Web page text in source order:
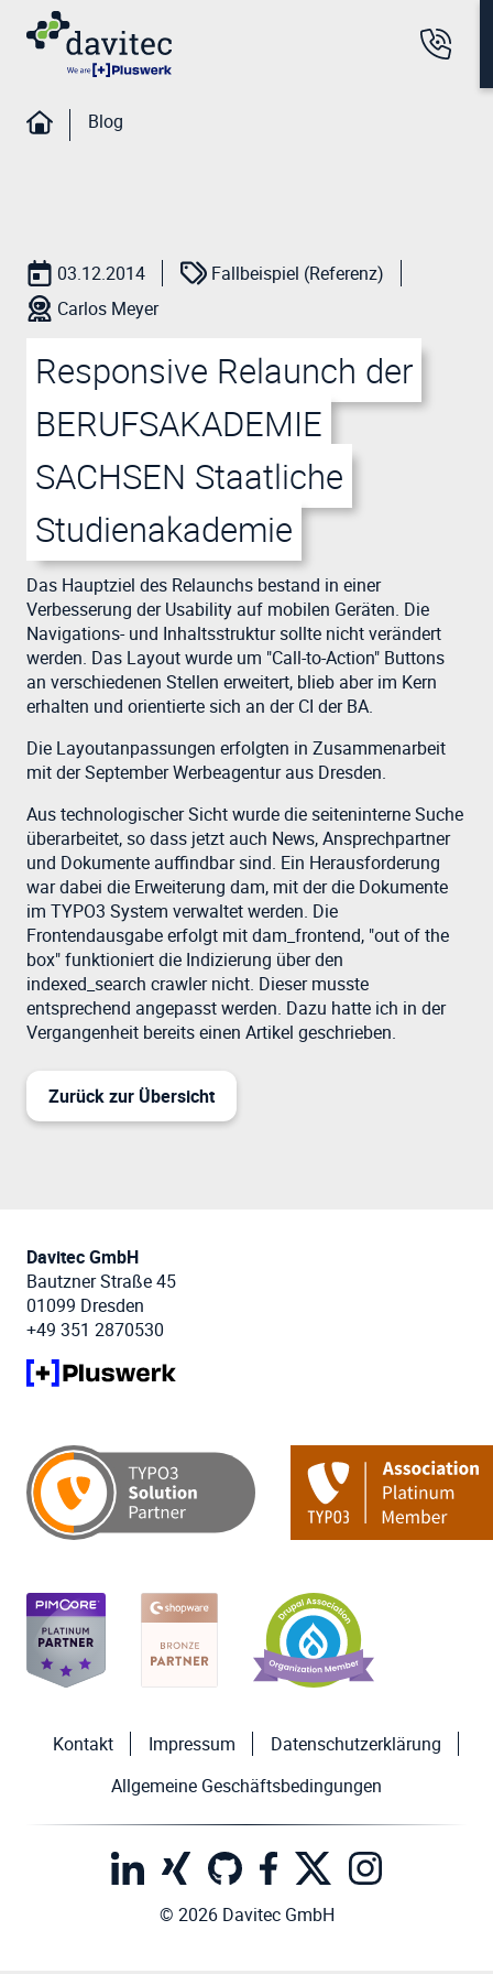
Blog
03.12.2014
Fallbeispiel (Referenz)
Carlos Meyer
Responsive Relaunch der
BERUFSAKADEMIE
SACHSEN Staatliche
Studienakademie
Das Hauptziel des Relaunchs bestand in einer
Verbesserung der Usability auf mobilen Geräten. Die
Navigations- und Inhaltsstruktur sollte nicht verändert
werden. Das Layout wurde um "Call-to-Action" Buttons
an verschiedenen Stellen erweitert, blieb aber im Kern
erhalten und orientierte sich an der CI der BA.
Die Layoutanpassungen erfolgten in Zusammenarbeit
mit der September Werbeagentur aus Dresden.
Aus technologischer Sicht wurde die seiteninterne Suche
überarbeitet, so dass jetzt auch News, Ansprechpartner
und Dokumente auffindbar sind. Ein Herausforderung
war dabei die Erweiterung dam, mit der die Dokumente
im TYPO3 System verwaltet werden. Die
Frontendausgabe erfolgt mit dam_frontend, "out of the
box" funktioniert die Indizierung über den
indexed_search crawler nicht. Dieser musste
entsprechend angepasst werden. Dazu hatte ich in der
Vergangenheit bereits einen Artikel geschrieben.
Zurück zur Übersicht
Davitec GmbH
Bautzner Straße 45
01099 Dresden
+49 351 2870530
Kontakt Impressum
Datenschutzerklärung
Allgemeine Geschäftsbedingungen
© 2026 Davitec GmbH